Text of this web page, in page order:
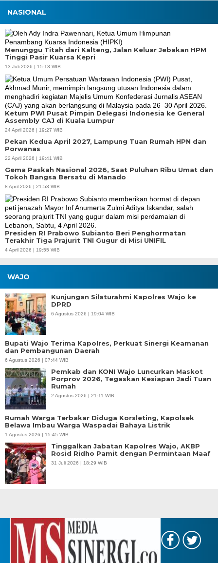
NASIONAL
Menunggu Titah dari Kalteng, Jalan Keluar Jebakan HPM
Tinggi Pasir Kuarsa Kepri
13 Juli 2026 | 15:13 WIB
Ketum PWI Pusat Pimpin Delegasi Indonesia ke General
Assembly CAJ di Kuala Lumpur
24 April 2026 | 19:27 WIB
Pekan Kedua April 2027, Lampung Tuan Rumah HPN dan
Porwanas
22 April 2026 | 19:41 WIB
Gema Paskah Nasional 2026, Saat Puluhan Ribu Umat dan
Tokoh Bangsa Bersatu di Manado
8 April 2026 | 21:53 WIB
Presiden RI Prabowo Subianto Beri Penghormatan
Terakhir Tiga Prajurit TNI Gugur di Misi UNIFIL
4 April 2026 | 19:55 WIB
WAJO
Kunjungan Silaturahmi Kapolres Wajo ke
DPRD
6 Agustus 2026 | 19:04 WIB
Bupati Wajo Terima Kapolres, Perkuat Sinergi Keamanan
dan Pembangunan Daerah
6 Agustus 2026 | 07:44 WIB
Pemkab dan KONI Wajo Luncurkan Maskot
Porprov 2026, Tegaskan Kesiapan Jadi Tuan
Rumah
2 Agustus 2026 | 21:11 WIB
Rumah Warga Terbakar Diduga Korsleting, Kapolsek
Belawa Imbau Warga Waspadai Bahaya Listrik
1 Agustus 2026 | 15:45 WIB
Tinggalkan Jabatan Kapolres Wajo, AKBP
Rosid Ridho Pamit dengan Permintaan Maaf
31 Juli 2026 | 18:29 WIB